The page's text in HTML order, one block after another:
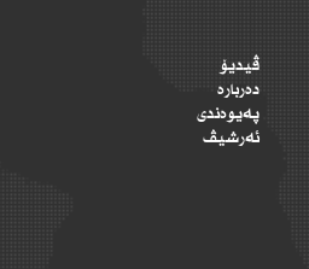
ڤیدیۆ
دەربارە
پەیوەندی
ئەرشیڤ